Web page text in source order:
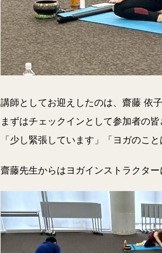
講師としてお迎えしたのは、齋藤 依子
まずはチェックインとして参加者の
「少し緊張しています」「ヨガのこ
齋藤先生からはヨガインストラクタ